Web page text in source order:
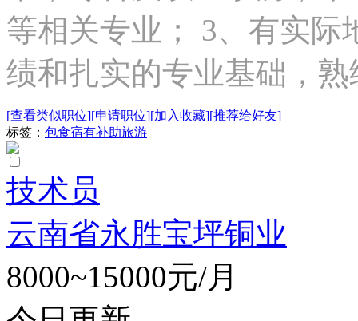
等相关专业； 3、有实
绩和扎实的专业基础，
[查看类似职位][申请职位][加入收藏][推荐给好友]
标签： 包食宿有补助旅游
技术员
云南省永胜宝坪铜业
8000~15000元/月